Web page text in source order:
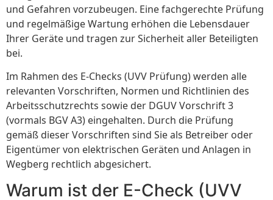
und Gefahren vorzubeugen. Eine fachgerechte Prüfung
und regelmäßige Wartung erhöhen die Lebensdauer
Ihrer Geräte und tragen zur Sicherheit aller Beteiligten
bei.
Im Rahmen des E-Checks (UVV Prüfung) werden alle
relevanten Vorschriften, Normen und Richtlinien des
Arbeitsschutzrechts sowie der DGUV Vorschrift 3
(vormals BGV A3) eingehalten. Durch die Prüfung
gemäß dieser Vorschriften sind Sie als Betreiber oder
Eigentümer von elektrischen Geräten und Anlagen in
Wegberg rechtlich abgesichert.
Warum ist der E-Check (UVV